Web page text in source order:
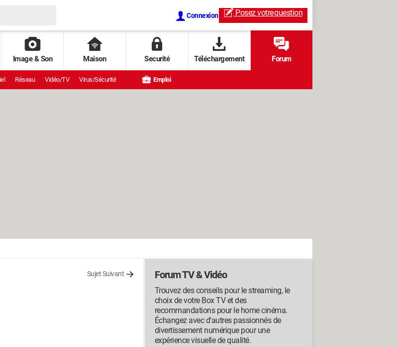
Connexion Posez votrequestion
Image & Son Maison Securité Téléchargement Forum
Réseau Vidéo/TV Virus/Sécurité Emploi
Sujet Suivant Forum TV & Vidéo
Trouvez des conseils pour le streaming, le
choix de votre Box TV et des
recommandations pour le home cinéma.
Échangez avec d'autres passionnés de
divertissement numérique pour une
expérience visuelle de qualité.